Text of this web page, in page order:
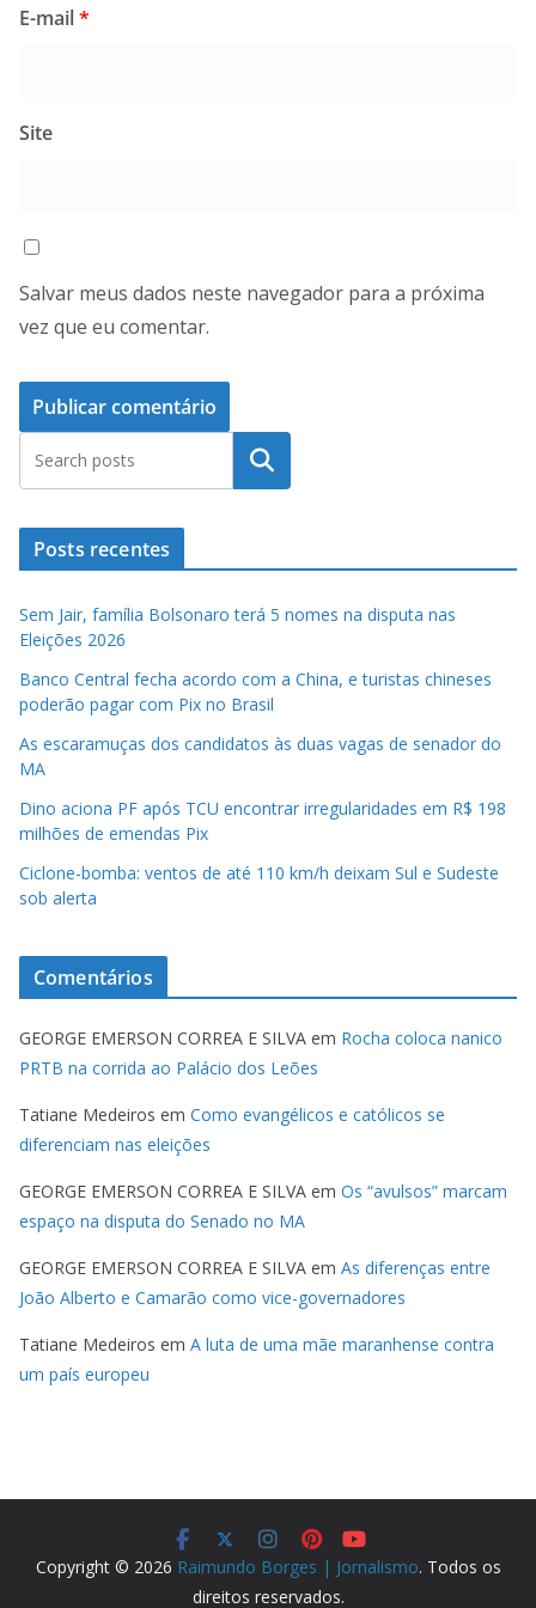
E-mail*
Site
Salvar meus dados neste navegador para a próxima
vez que eu comentar.
Pesquisar
Posts recentes
Sem Jair, família Bolsonaro terá 5 nomes na disputa nas
Eleições 2026
Banco Central fecha acordo com a China, e turistas chineses
poderão pagar com Pix no Brasil
As escaramuças dos candidatos às duas vagas de senador do
MA
Dino aciona PF após TCU encontrar irregularidades em R$ 198
milhões de emendas Pix
Ciclone-bomba: ventos de até 110 km/h deixam Sul e Sudeste
sob alerta
Comentários
GEORGE EMERSON CORREA E SILVA em Rocha coloca nanico
PRTB na corrida ao Palácio dos Leões
Tatiane Medeiros em Como evangélicos e católicos se
diferenciam nas eleições
GEORGE EMERSON CORREA E SILVA em Os “avulsos” marcam
espaço na disputa do Senado no MA
GEORGE EMERSON CORREA E SILVA em As diferenças entre
João Alberto e Camarão como vice-governadores
Tatiane Medeiros em A luta de uma mãe maranhense contra
um país europeu
Copyright © 2026 Raimundo Borges | Jornalismo. Todos os
direitos reservados.